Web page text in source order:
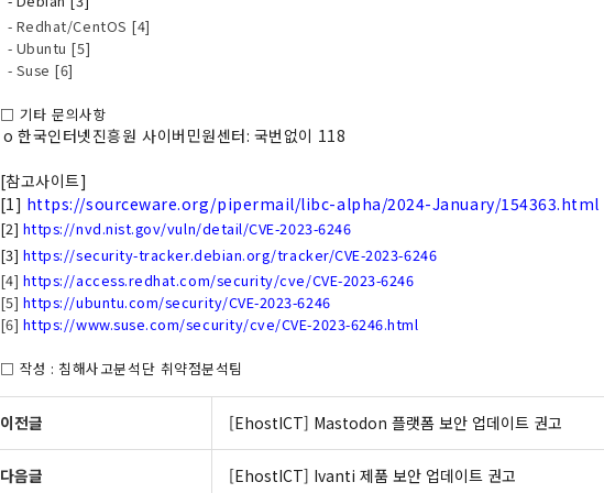
- Redhat/CentOS [4]
- Ubuntu [5]
- Suse [6]
□ 기타 문의사항
o한국인터넷진흥원 사이버민원센터: 국번없이 118
[참고사이트]
[1] https://sourceware.org/pipermail/libc-alpha/2024-January/154363.html
[2] https://nvd.nist.gov/vuln/detail/CVE-2023-6246
[3] https://security-tracker.debian.org/tracker/CVE-2023-6246
[4] https://access.redhat.com/security/cve/CVE-2023-6246
[5] https://ubuntu.com/security/CVE-2023-6246
[6] https://www.suse.com/security/cve/CVE-2023-6246.html
□ 작성 : 침해사고분석단 취약점분석팀
이전글 [EhostICT] Mastodon 플랫폼 보안 업데이트 권고
다음글 [EhostICT] Ivanti 제품 보안 업데이트 권고